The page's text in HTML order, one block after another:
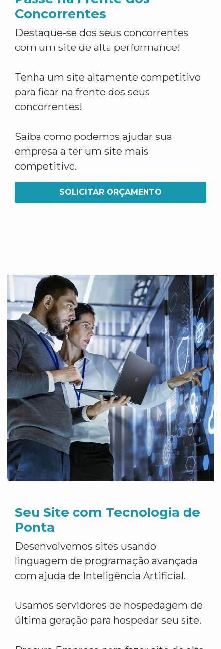
Concorrentes
Destaque-se dos seus concorrentes
com um site de alta performance!
Tenha um site altamente competitivo
para ficar na frente dos seus
concorrentes!
Saiba como podemos ajudar sua
empresa a ter um site mais
competitivo.
SOLICITAR ORÇAMENTO
Seu Site com Tecnologia de
Ponta
Desenvolvemos sites usando
linguagem de programação avançada
com ajuda de Inteligência Artificial.
Usamos servidores de hospedagem de
última geração para hospedar seu site.